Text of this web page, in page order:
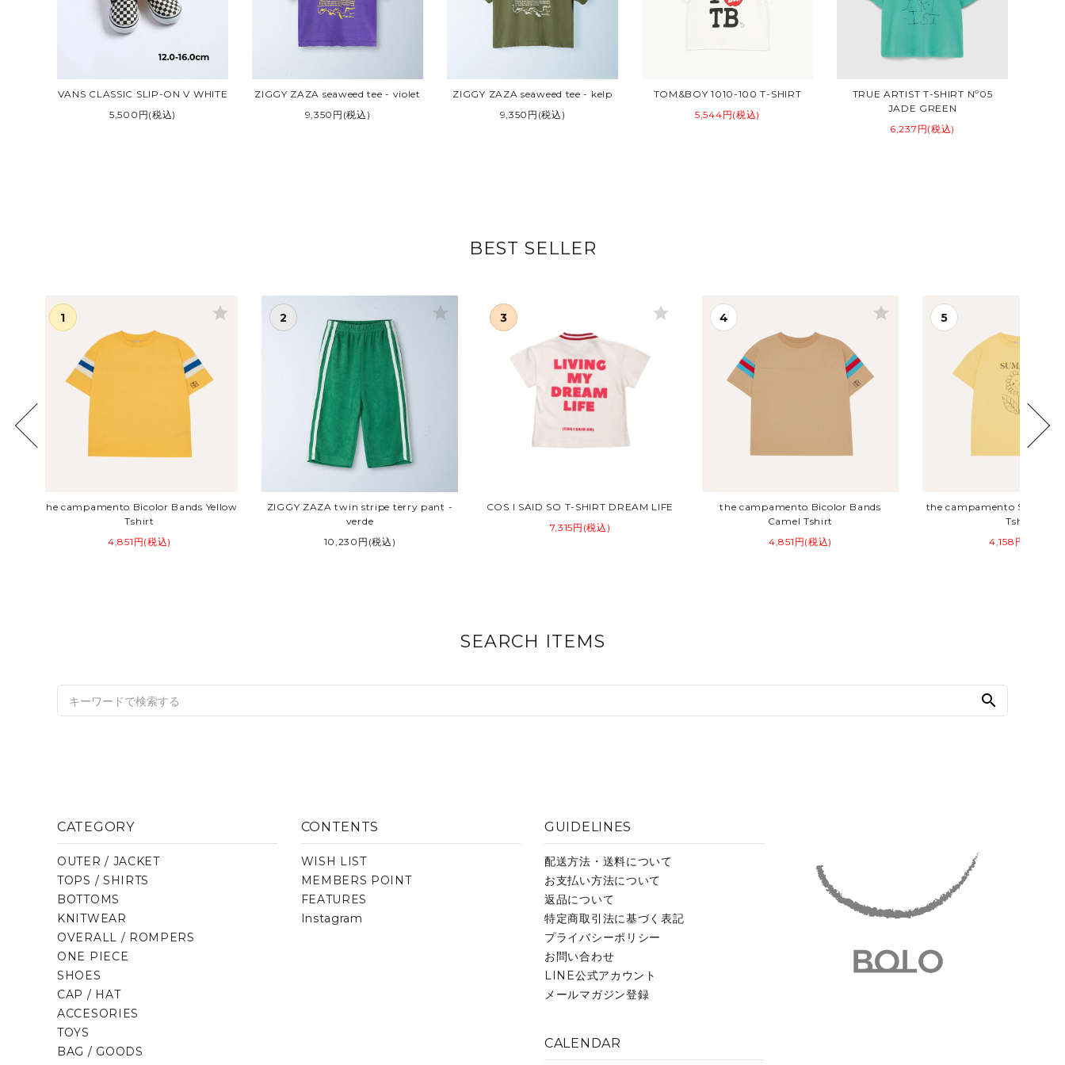
VANS CLASSIC SLIP-ON V WHITE
5,500円(税込)
ZIGGY ZAZA seaweed tee - violet
9,350円(税込)
ZIGGY ZAZA seaweed tee - kelp
9,350円(税込)
TOM&BOY 1010-100 T-SHIRT
5,544円(税込)
TRUE ARTIST T-SHIRT Nº05
JADE GREEN
6,237円(税込)
BEST SELLER
the campamento Bicolor Bands Yellow
Tshirt
4,851円(税込)
star
ZIGGY ZAZA twin stripe terry pant -
verde
10,230円(税込)
star
COS I SAID SO T-SHIRT DREAM LIFE
7,315円(税込)
star
the campamento Bicolor Bands
Camel Tshirt
4,851円(税込)
star
the campamento Summer
Tshirt
4,158円(税込)
SEARCH ITEMS
search
CATEGORY
OUTER / JACKET
TOPS / SHIRTS
BOTTOMS
KNITWEAR
OVERALL / ROMPERS
ONE PIECE
SHOES
CAP / HAT
ACCESORIES
TOYS
BAG / GOODS
CONTENTS
WISH LIST
MEMBERS POINT
FEATURES
Instagram
GUIDELINES
配送方法・送料について
お支払い方法について
返品について
特定商取引法に基づく表記
プライバシーポリシー
お問い合わせ
LINE公式アカウント
メールマガジン登録
CALENDAR